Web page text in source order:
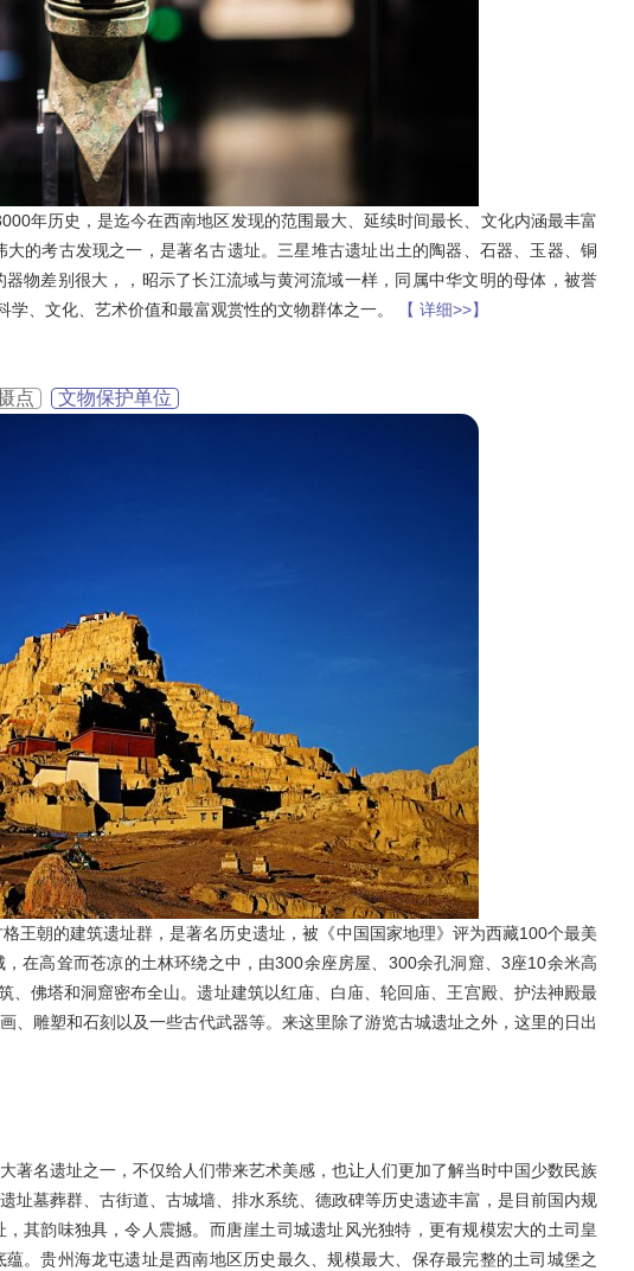
年历史，是迄今在西南地区发现的范围最大、延续时间最长、文化内涵最丰富
的考古发现之一，是著名古遗址。三星堆古遗址出土的陶器、石器、玉器、铜
物差别很大，，昭示了长江流域与黄河流域一样，同属中华文明的母体，被誉
学、文化、艺术价值和最富观赏性的文物群体之一。
【 详细>>】
点 文物保护单位
王朝的建筑遗址群，是著名历史遗址，被《中国国家地理》评为西藏100个最美
在高耸而苍凉的土林环绕之中，由300余座房屋、300余孔洞窟、3座10余米高
、佛塔和洞窟密布全山。遗址建筑以红庙、白庙、轮回庙、王宫殿、护法神殿最
、雕塑和石刻以及一些古代武器等。来这里除了游览古城遗址之外，这里的日出
著名遗址之一，不仅给人们带来艺术美感，也让人们更加了解当时中国少数民族
址墓葬群、古街道、古城墙、排水系统、德政碑等历史遗迹丰富，是目前国内规
其韵味独具，令人震撼。而唐崖土司城遗址风光独特，更有规模宏大的土司皇
。贵州海龙屯遗址是西南地区历史最久、规模最大、保存最完整的土司城堡之